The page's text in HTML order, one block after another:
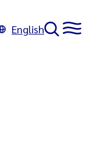
English